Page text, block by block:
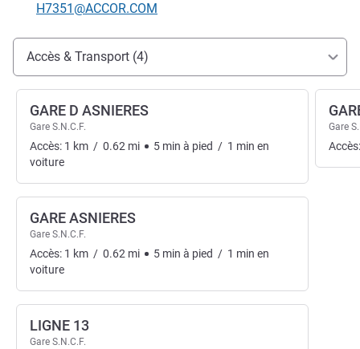
Email de contact
H7351@ACCOR.COM
Accès et transports
Accès & Transport (4)
GARE D ASNIERES
Gare S.N.C.F.
Accès: 1 km / 0.62 mi 5 min à pied / 1 min en
voiture
GARE ASNIERES
Gare S.N.C.F.
Accès: 1 km / 0.62 mi 5 min à pied / 1 min en
voiture
LIGNE 13
Gare S.N.C.F.
Gare